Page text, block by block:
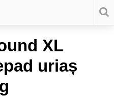
XL
uriaș